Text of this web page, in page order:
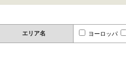
エリア名 ヨーロッパ